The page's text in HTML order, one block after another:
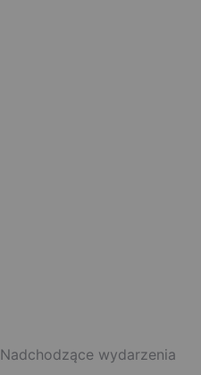
Nadchodzące wydarzenia